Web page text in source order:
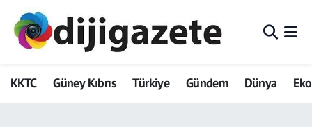
KKTC Güney Kıbrıs Türkiye Gündem Dünya
ADVERTORIAL
Dijigazete
Hava Durumu
Trafik Durumu